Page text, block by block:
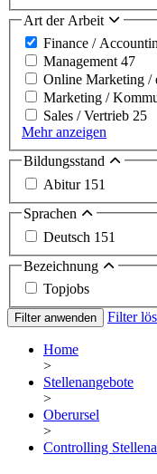
Art der Arbeit
Finance /
Management47
Online Marketing /
Marketing /
Sales / Vertrieb 25
Mehr anzeigen
Bildungsstand
Abitur 151
Sprachen
Deutsch 151
Bezeichnung
Topjobs
Filter anwenden Filter
Home
>
Stellenangebote
>
Oberursel
>
Controlling